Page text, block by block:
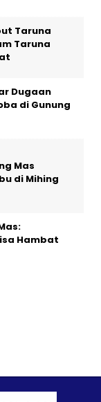
Taruna
Taruna
Dugaan
di Gunung
Mas
di Mihing
Hambat